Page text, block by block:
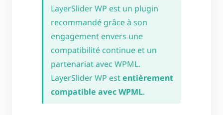
LayerSlider WP est un plugin
recommandé grâce à son
engagement envers une
compatibilité continue et un
partenariat avec WPML.
LayerSlider WP estentièrement
compatible avec WPML.